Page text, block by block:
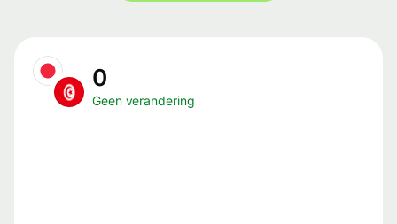
0
Geen verandering